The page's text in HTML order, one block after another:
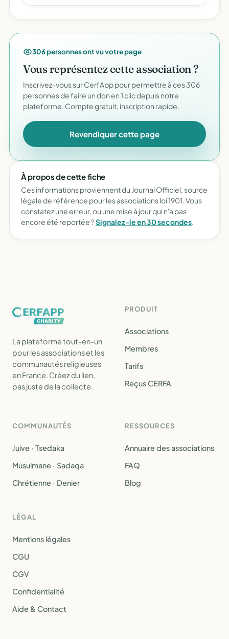
306 personnes ont vu votre page
Vous représentez cette association ?
Inscrivez-vous sur CerfApp pour permettre à ces 306
personnes de faire un don en 1 clic depuis notre
plateforme. Compte gratuit, inscription rapide.
Revendiquer cette page
À propos de cette fiche
Ces informations proviennent du Journal Officiel, source
légale de référence pour les associations loi 1901. Vous
constatez une erreur, ou une mise à jour qui n'a pas
encore été reportée ?Signalez-le en 30 secondes.
La plateforme tout-en-un
pour les associations et les
communautés religieuses
en France. Créez du lien,
pas juste de la collecte.
PRODUIT
Associations
Membres
Tarifs
Reçus CERFA
COMMUNAUTÉS
Juive · Tsedaka
Musulmane · Sadaqa
Chrétienne · Denier
RESSOURCES
Annuaire des associations
FAQ
Blog
LÉGAL
Mentions légales
CGU
CGV
Confidentialité
Aide & Contact